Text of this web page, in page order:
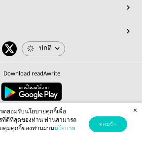
ปกติ
Download readAwrite
by MEB Corporation Public Company Limited
and the Google Privacy Policy Terms of Serviceapply.
ดยอมรับนโยบายคุกกี้เพื่อ
ที่ดีที่สุดของท่าน ท่านสามารถ
คุมคุกกี้ของท่านผ่านนโยบาย
ยอมรับ
×